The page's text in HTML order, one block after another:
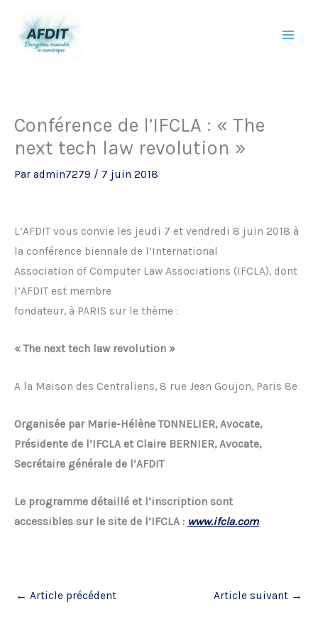
contenu
Conférence de l’IFCLA : « The
next tech law revolution »
Par admin7279 / 7 juin 2018
L’AFDIT vous convie les jeudi 7 et vendredi 8 juin 2018 à
la conférence biennale de l’International
Association of Computer Law Associations (IFCLA), dont
l’AFDIT est membre
fondateur, à PARIS sur le thème :
« The next tech law revolution »
A la Maison des Centraliens, 8 rue Jean Goujon, Paris 8e
Organisée par Marie-Hélène TONNELIER, Avocate,
Présidente de l’IFCLA et Claire BERNIER, Avocate,
Secrétaire générale de l’AFDIT
Le programme détaillé et l’inscription sont
accessibles sur le site de l’IFCLA : www.ifcla.com
← Article précédent Article suivant →